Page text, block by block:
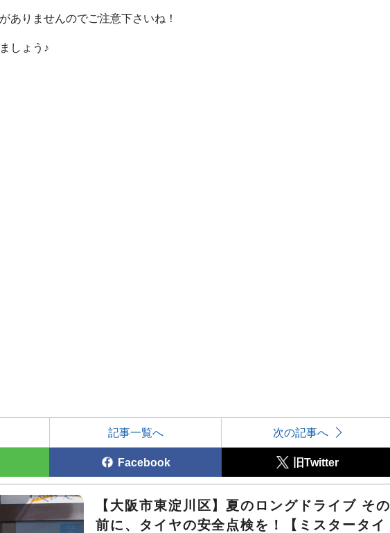
ありませんのでご注意下さいね！
しょう♪
記事一覧へ 次の記事へ
Facebook 旧Twitter
【大阪市東淀川区】夏のロングドライブ その
前に、タイヤの安全点検を！【ミスタータイ